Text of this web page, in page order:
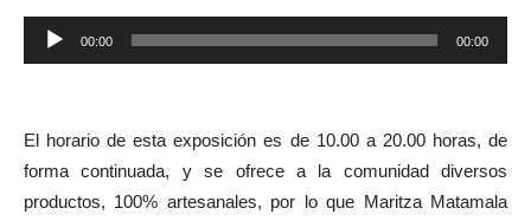
Reproductor
de
00:00 00:00
El horario de esta exposición es de 10.00 a 20.00 horas, de
forma continuada, y se ofrece a la comunidad diversos
productos, 100% artesanales, por lo que Maritza Matamala